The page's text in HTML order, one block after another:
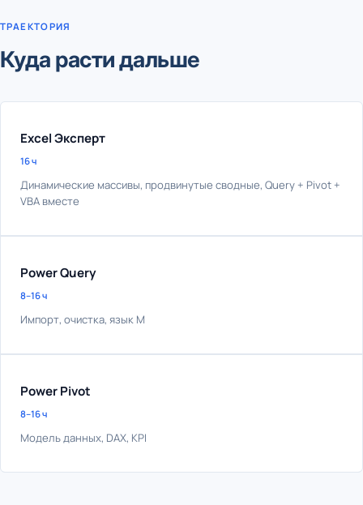
ТРАЕКТОРИЯ
Куда расти дальше
Excel Эксперт
16 ч
Динамические массивы, продвинутые сводные, Query + Pivot +
VBA вместе
Power Query
8–16 ч
Импорт, очистка, язык M
Power Pivot
8–16 ч
Модель данных, DAX, KPI